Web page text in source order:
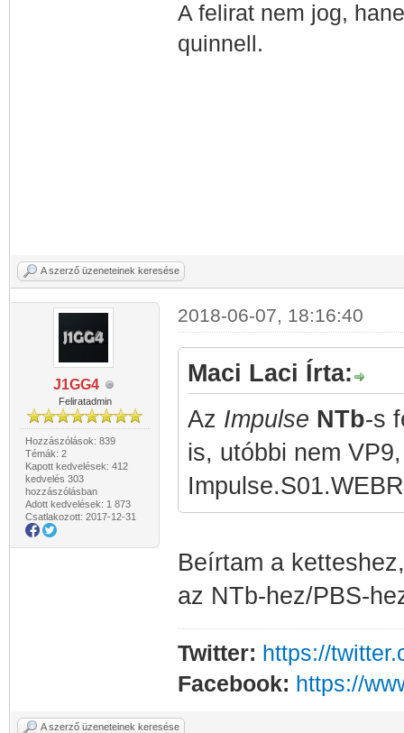
A felirat nem jog,
quinnell.
A szerző üzeneteinek keresése
J1GG4
Feliratadmin
Hozzászólások: 839
Témák: 2
Kapott kedvelések: 412
kedvelés 303
hozzászólásban
Adott kedvelések: 1 873
Csatlakozott: 2017-12-31
2018-06-07, 18:16:40
Maci Laci Írta:
Az Impulse NTb-s
is, utóbbi nem
Beírtam a
az NTb-hez/PBS-
Twitter: https://
Facebook: https://
A szerző üzeneteinek keresése